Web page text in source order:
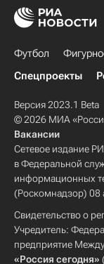
Футбол
Спецпроекты
Версия 2023.1 Beta
© 2026 МИА
Вакансии
Сетевое издание
в Федеральной
информационных
(Роскомнадзор) 08
Свидетельство о
Учредитель:
предприятие
«Россия сегодня»